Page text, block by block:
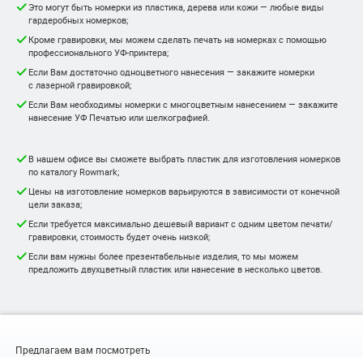
Это могут быть номерки из пластика, дерева или кожи — любые виды
гардеробных номерков;
Кроме гравировки, мы можем сделать печать на номерках с помощью
профессионального УФ-принтера;
Если Вам достаточно одноцветного нанесения — закажите номерки
с лазерной гравировкой;
Если Вам необходимы номерки с многоцветным нанесением — закажите
нанесение УФ Печатью или шелкографией.
В нашем офисе вы сможете выбрать пластик для изготовления номерков
по каталогу Rowmark;
Цены на изготовление номерков варьируются в зависимости от конечной
цели заказа;
Если требуется максимально дешевый вариант с одним цветом печати/
гравировки, стоимость будет очень низкой;
Если вам нужны более презентабельные изделия, то мы можем
предложить двухцветный пластик или нанесение в несколько цветов.
Предлагаем вам посмотреть